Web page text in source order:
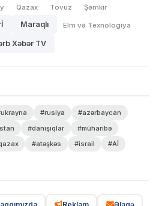
Qazax Tovuz Şəmkir
Maraqlı Elm və Texnologiya
Xəbər TV
#rusiya
#azərbaycan
#danışıqlar
#müharibə
#atəşkəs #israil
#Aİ